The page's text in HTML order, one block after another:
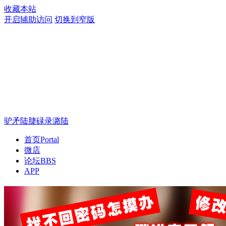
收藏本站
开启辅助访问 切换到窄版
驴矛陆脻碌录潞陆
首页Portal
微店
论坛BBS
APP